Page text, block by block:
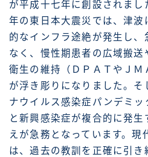
が平成十七年に創設されまし
年の東日本大震災では、津波
的なインフラ途絶が発生し
なく、慢性期患者の広域搬
衛生の維持（ＤＰＡＴやＪＭ
が浮き彫りになりました。そ
ナウイルス感染症パンデミ
と新興感染症が複合的に発
えが急務となっています。現
は、過去の教訓を正確に引き